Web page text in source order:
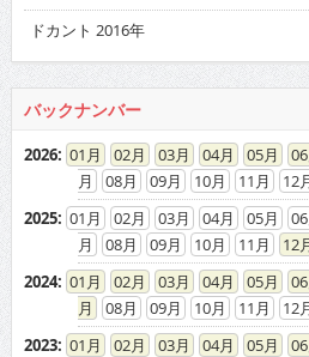
ドカント 2016年
バックナンバー
2026: 01 02 03 04 05 06
08
09 10 11
12
2025: 01 02 03 04 05 06
08
09 10 11
12
2024: 01 02 03 04 05 06
08
09 10 11
12
2023: 01 02 03 04 05 06